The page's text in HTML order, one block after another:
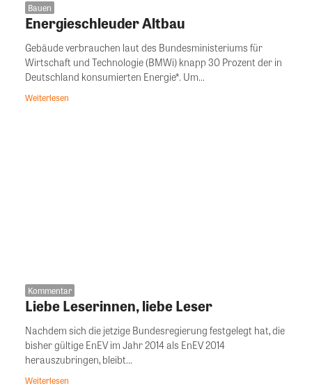
Bauen
Energieschleuder Altbau
Gebäude verbrauchen laut des Bundesministeriums für
Wirtschaft und Technologie (BMWi) knapp 30 Prozent der in
Deutschland konsumierten Energie*. Um...
Weiterlesen
Kommentar
Liebe Leserinnen, liebe Leser
Nachdem sich die jetzige Bundesregierung festgelegt hat, die
bisher gültige EnEV im Jahr 2014 als EnEV 2014
herauszubringen, bleibt...
Weiterlesen